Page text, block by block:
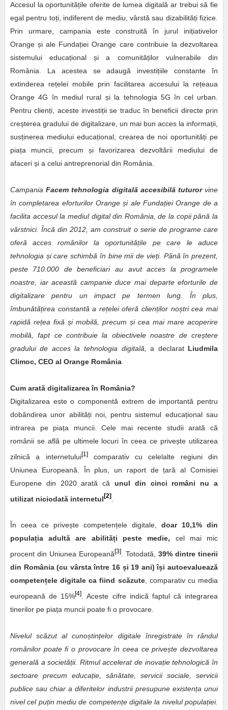
Accesul la oportunitățile oferite de lumea digitală ar trebui să fie
egal pentru toți, indiferent de mediu, vârstă sau dizabilități fizice.
Prin urmare, campania este construită în jurul inițiativelor
Orange și ale Fundației Orange care contribuie la dezvoltarea
sistemului educațional și a comunităților vulnerabile din
România. La acestea se adaugă investițiile constante în
extinderea rețelei mobile prin facilitarea accesului la rețeaua
Orange 4G în mediul rural și la tehnologia 5G în cel urban.
Pentru clienți, aceste investiții se traduc în beneficii directe prin
creșterea gradului de digitalizare, un mai bun acces la informații,
susținerea mediului educațional, crearea de noi oportunități pe
piața muncii, precum și favorizarea dezvoltării mediului de
afaceri și a celui antreprenorial din România.
CampaniaFacem tehnologia digitală accesibilă tuturorvine
în completarea eforturilor Orange și ale Fundației Orange de a
facilita accesul la mediul digital din România, de la copii până la
vârstnici. Încă din 2012, am construit o serie de programe care
oferă acces românilor la oportunitățile pe care le aduce
tehnologia și care schimbă în bine mii de vieți. Până în prezent,
peste 710.000 de beneficiari au avut acces la programele
noastre, iar această campanie duce mai departe eforturile de
digitalizare pentru un impact pe termen lung. În plus,
îmbunătățirea constantă a rețelei oferă clienților noștri cea mai
rapidă rețea fixă și mobilă, precum și cea mai mare acoperire
mobilă, fapt ce contribuie la obiectivele noastre de creștere
gradului de acces la tehnologia digitală,a declarat Liudmila
Climoc, CEO al Orange România
Cum arată digitalizarea în România?
Digitalizarea este o componentă extrem de importantă pentru
dobândirea unor abilități noi, pentru sistemul educațional sau
intrarea pe piața muncii. Cele mai recente studii arată că
românii se află pe ultimele locuri în ceea ce privește utilizarea
zilnică a internetului[1]comparativ cu celelalte regiuni din
Uniunea Europeană. În plus, un raport de țară al Comisiei
Europene din 2020 arată că unul din cinci români nu a
utilizat niciodată internetul [2].
În ceea ce privește competențele digitale, doar 10,1% din
populația adultă are abilități peste medie, cel mai mic
procent din Uniunea Europeană[3] . Totodată,39% dintre tinerii
din România (cu vârsta între 16 și 19 ani) își autoevaluează
competențele digitale ca fiind scăzute, comparativ cu media
europeană de 15%[4]
. Aceste cifre indică faptul că integrarea
tinerilor pe piața muncii poate fi o provocare.
Nivelul scăzut al cunoștințelor digitale înregistrate în rândul
românilor poate fi o provocare în ceea ce privește dezvoltarea
generală a societății. Ritmul accelerat de inovație tehnologică în
sectoare precum educație, sănătate, servicii sociale, servicii
publice sau chiar a diferitelor industrii presupune existența unui
nivel cel puțin mediu de competențe digitale la nivelul populației.